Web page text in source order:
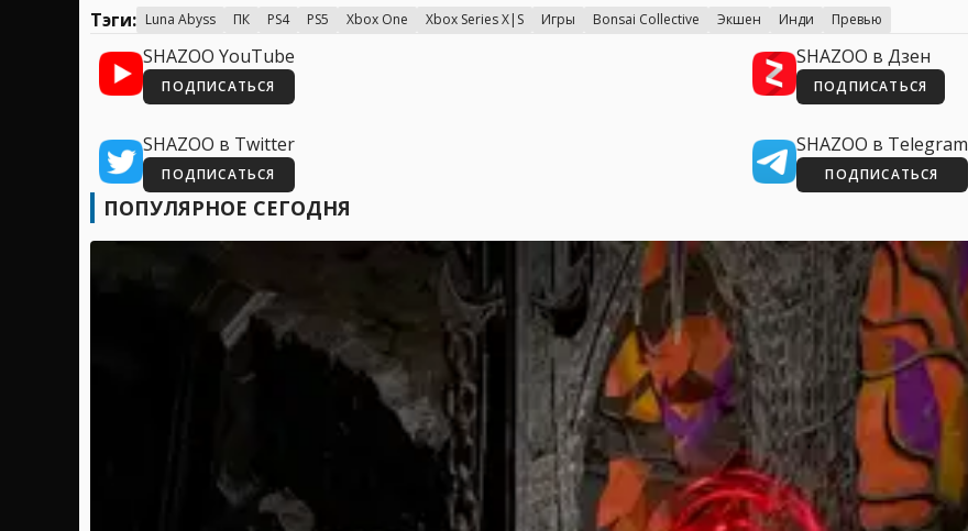
Тэги: Luna Abyss ПК PS4 PS5 Xbox One Xbox Series X|S Игры Bonsai Collective Экшен Инди Превью
SHAZOO YouTube
ПОДПИСАТЬСЯ
SHAZOO в Дзен
ПОДПИСАТЬСЯ
SHAZOO в Twitter
ПОДПИСАТЬСЯ
SHAZOO в Telegram
ПОДПИСАТЬСЯ
ПОПУЛЯРНОЕ СЕГОДНЯ